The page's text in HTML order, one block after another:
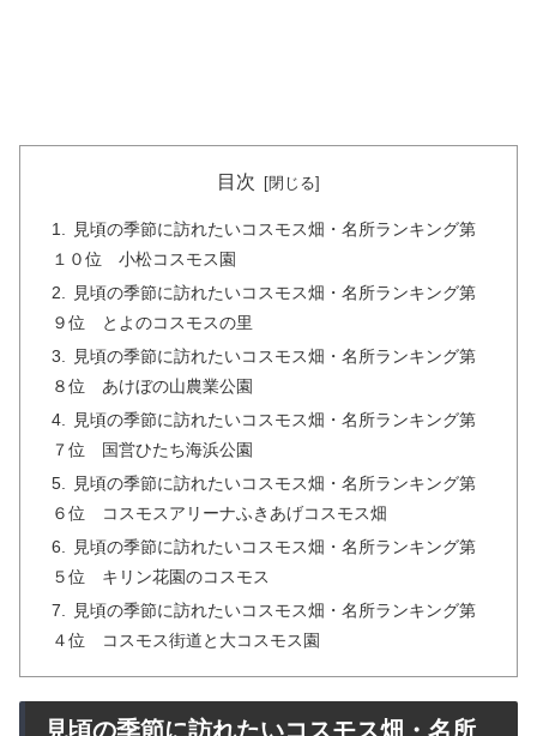
目次
見頃の季節に訪れたいコスモス畑・名所ランキング第
１０位 小松コスモス園
見頃の季節に訪れたいコスモス畑・名所ランキング第
９位 とよのコスモスの里
見頃の季節に訪れたいコスモス畑・名所ランキング第
８位 あけぼの山農業公園
見頃の季節に訪れたいコスモス畑・名所ランキング第
７位 国営ひたち海浜公園
見頃の季節に訪れたいコスモス畑・名所ランキング第
６位 コスモスアリーナふきあげコスモス畑
見頃の季節に訪れたいコスモス畑・名所ランキング第
５位 キリン花園のコスモス
見頃の季節に訪れたいコスモス畑・名所ランキング第
４位 コスモス街道と大コスモス園
見頃の季節に訪れたいコスモス畑・名所